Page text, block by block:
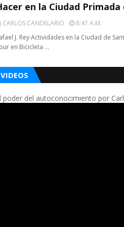
en la Ciudad Primada
CARLOS CANDELARIO
8:47 A.m.
J. Rey Actividades en la Ciudad de
en Bicicleta …
VIDEOS
poder del autoconocimiento por